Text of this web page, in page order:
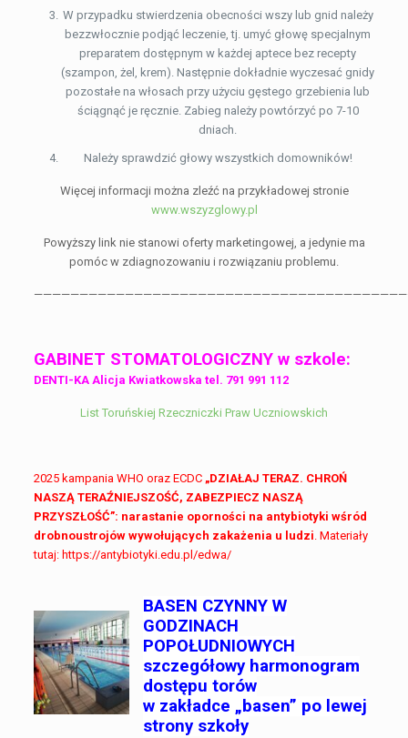
W przypadku stwierdzenia obecności wszy lub gnid należy
bezzwłocznie podjąć leczenie, tj. umyć głowę specjalnym
preparatem dostępnym w każdej aptece bez recepty
(szampon, żel, krem). Następnie dokładnie wyczesać gnidy
pozostałe na włosach przy użyciu gęstego grzebienia lub
ściągnąć je ręcznie. Zabieg należy powtórzyć po 7-10
dniach.
Należy sprawdzić głowy wszystkich domowników!
Więcej informacji można zleźć na przykładowej stronie
www.wszyzglowy.pl
Powyższy link nie stanowi oferty marketingowej, a jedynie ma
pomóc w zdiagnozowaniu i rozwiązaniu problemu.
GABINET STOMATOLOGICZNY w szkole:
DENTI-KA Alicja Kwiatkowska tel. 791 991 112
List Toruńskiej Rzeczniczki Praw Uczniowskich
2025 kampania WHO oraz ECDC „DZIAŁAJ TERAZ. CHROŃ
NASZĄ TERAŹNIEJSZOŚĆ, ZABEZPIECZ NASZĄ
PRZYSZŁOŚĆ”: narastanie oporności na antybiotyki wśród
drobnoustrojów wywołujących zakażenia u ludzi. Materiały
tutaj: https://antybiotyki.edu.pl/edwa/
BASEN CZYNNY W
GODZINACH
POPOŁUDNIOWYCH
szczegółowy harmonogram
dostępu torów
w zakładce „basen” po lewej
strony szkoły